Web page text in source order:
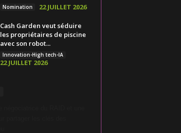
Nomination 22 JUILLET 2026
Cash Garden veut séduire
les propriétaires de piscine
avec son robot...
Innovation-High tech-IA
22 JUILLET 2026